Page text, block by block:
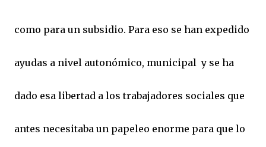
como para un subsidio. Para eso se han expedido
ayudas a nivel autonómico, municipal y se ha
dado esa libertad a los trabajadores sociales que
antes necesitaba un papeleo enorme para que lo